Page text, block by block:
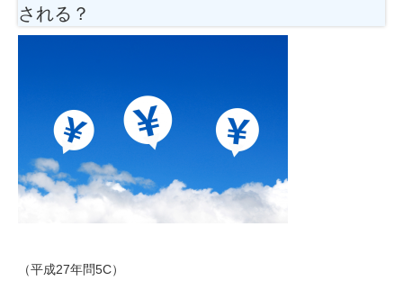
される？
（平成27年問5C）